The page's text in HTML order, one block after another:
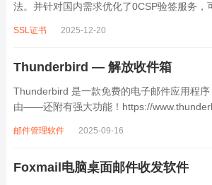
法。并针对国内需求优化了0CSP验签服务，
SSL证书 2025-12-20
Thunderbird — 解放收件箱
Thunderbird 是一款免费的电子邮件应用程
由——还附有强大功能！https://
邮件管理软件 2025-09-16
Foxmail电脑桌面邮件收发软件